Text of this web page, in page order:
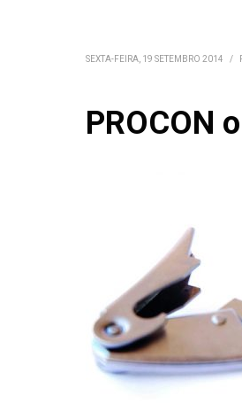
SEXTA-FEIRA, 19 SETEMBRO 2014 /
PROCON